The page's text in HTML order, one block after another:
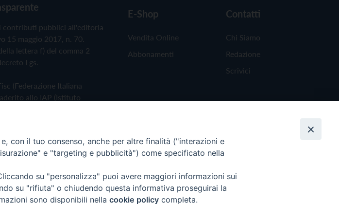
contributi pubblici all'editoria
15 maggio 2017, n. 70.
lettera f) del comma 2
Lgs.
(Federazione Italiana
allo IAP (Istituto
E-Shop
Vendita Online
Abbonamenti
Contatti
Chi Siamo
Redazione
Scrivici
con il tuo consenso, anche per altre finalità ("interazioni e
e "targeting e pubblicità") come specificato nella
su "personalizza" puoi avere maggiori informazioni sui
su "rifiuta" o chiudendo questa informativa proseguirai la
sono disponibili nella cookie policy completa.